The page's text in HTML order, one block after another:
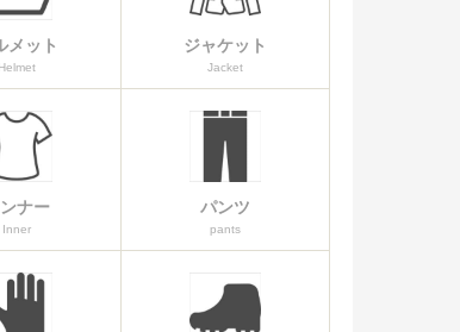
メット
Helmet
ジャケット
Jacket
ナー
Inner
パンツ
pants